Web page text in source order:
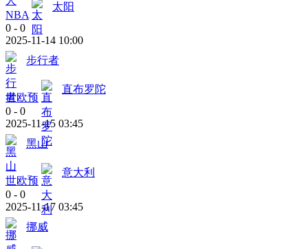
NBA
太阳
0 - 0
2025-11-14 10:00
步行者
世欧预
直布罗陀
0 - 0
2025-11-15 03:45
黑山
世欧预
意大利
0 - 0
2025-11-17 03:45
挪威